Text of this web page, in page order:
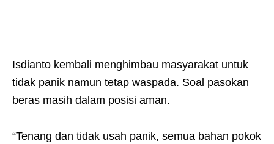
Isdianto kembali menghimbau masyarakat untuk
tidak panik namun tetap waspada. Soal pasokan
beras masih dalam posisi aman.
“Tenang dan tidak usah panik, semua bahan pokok